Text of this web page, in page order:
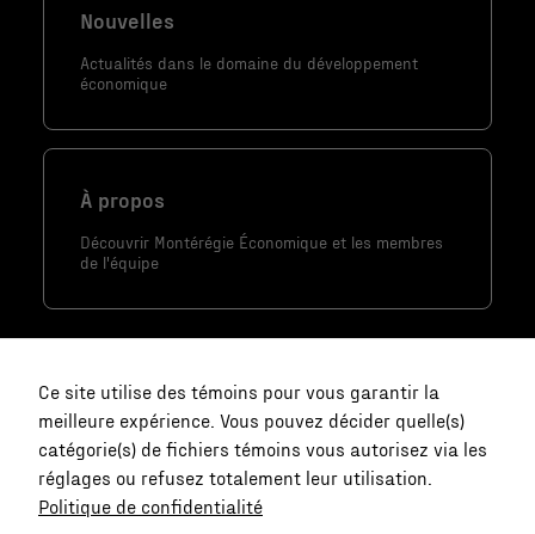
Nouvelles
Actualités dans le domaine du développement
économique
À propos
Découvrir Montérégie Économique et les membres
de l'équipe
Ce site utilise des témoins pour vous garantir la
meilleure expérience. Vous pouvez décider quelle(s)
catégorie(s) de fichiers témoins vous autorisez via les
réglages ou refusez totalement leur utilisation.
Politique de confidentialité
Marketing
En partageant
comportement
chances de
voir du
contenu et
des offres